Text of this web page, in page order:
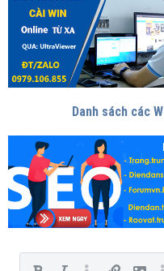
Danh sách các